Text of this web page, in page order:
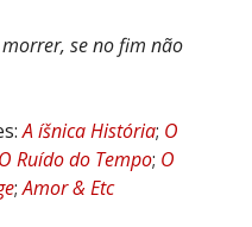
se no fim não
A íšnica História; O
O Ruído do Tempo; O
;Amor & Etc